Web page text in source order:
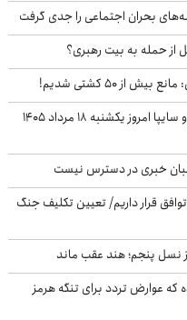
از ۵۰ کشتی شدیم!
تغییرات تند قیمت محصولات ایران‌خودرو و سایپا امروز یکشنبه ۱۸ مرداد ۱۴۰۵
خبری در دسترس نیست
قرار داریم/ تعیین تکلیف جنگ
نسل پنجم؛ هند عقب ماند
که عوارض تردد برای تنگه هرمز